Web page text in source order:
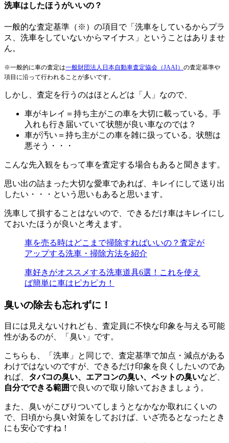
洗車はしたほうがいいの？
一般的な査定基準（※）の項目で「洗車をしているからプラ
ス、洗車をしていないからマイナス」ということはありませ
ん。
※一般的に車の査定は一般財団法人日本自動車査定協会（JAAI） の査定基準や
項目に沿って行われることが多いです。
しかし、査定を行うのはほとんどは「人」なので、
車がキレイ＝持ち主がこの車を大切に載っている。手
入れも行き届いていて状態が良い車なのでは？
車が汚い＝持ち主がこの車を雑に扱っている。状態は
悪そう・・・
こんな先入観をもって車を査定する場合もあると聞きます。
思い出の詰まった大切な愛車であれば、キレイにして送り出
したい・・・という思いもあると思います。
洗車して損することはないので、できるだけ車はキレイにし
ておいたほうが良いと考えます。
車を売る時はどこまで掃除すればいいの？査定が
アップする洗車・掃除方法を紹介
車好きがオススメする洗車道具6選！これを使え
ば簡単に車はピカピカ！
臭いの除去も忘れずに！
目には見えないけれども、査定員に不快な印象を与える可能
性があるのが、「臭い」です。
こちらも、「洗車」と同じで、査定基準で加点・減点がある
わけではないのですが、できるだけ印象を良くしたいのであ
れば、 タバコの臭い、エアコンの臭い、ペットの臭いなど、
自分でできる範囲で良いので取り除いておきましょう。
また、臭いがこびりついてしまうとなかなか取れにくいの
で、日頃から臭い対策をしておけば、いざ売るとなったとき
にも安心ですね！